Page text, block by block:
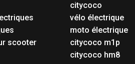
scooter
citycoco
vélo électrique
moto électrique
citycoco m1p
citycoco hm8